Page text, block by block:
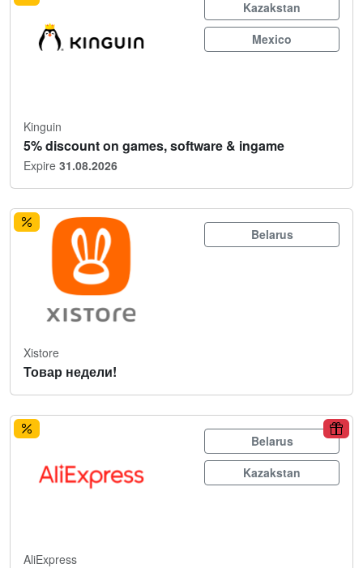
Kazakstan
Mexico
Kinguin
5% discount on games, software & ingame
Expire 31.08.2026
Belarus
Xistore
Товар недели!
Belarus
Kazakstan
AliExpress